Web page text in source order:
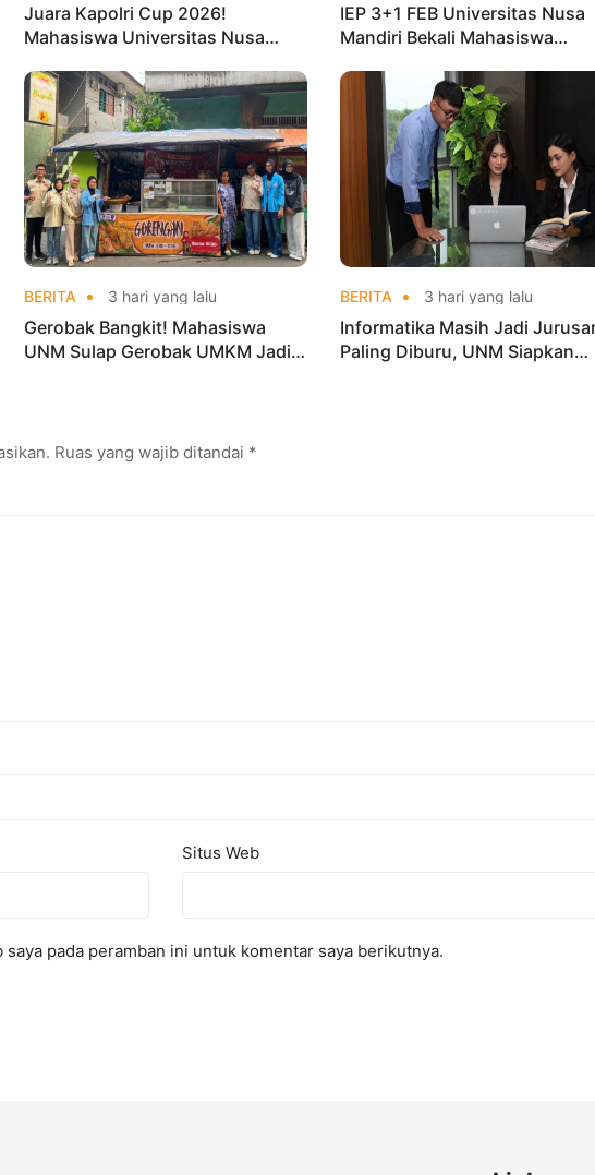
Juara Kapolri Cup 2026!
Mahasiswa Universitas Nusa
di Kejurnas Taekwondo
IEP 3+1 FEB Universitas Nusa
Mandiri Bekali Mahasiswa
BERITA 3 hari yang lalu
Gerobak Bangkit! Mahasiswa
UNM Sulap Gerobak UMKM Jadi
BERITA 3 hari yang lalu
Informatika Masih Jadi
Paling Diburu, UNM Siapkan
Ruas yang wajib ditandai *
Situs Web
pada peramban ini untuk komentar saya berikutnya.